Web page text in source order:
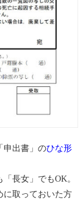
申出書」のひな形
長女」でもOK。
に取っておいた方